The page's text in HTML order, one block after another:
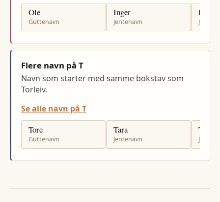
Ole
Guttenavn
Inger
Jentenavn
Hilde
Flere navn på T
Navn som starter med samme bokstav som
Torleiv.
Se alle navn på T
Tore
Guttenavn
Tara
Jentenavn
Thilde